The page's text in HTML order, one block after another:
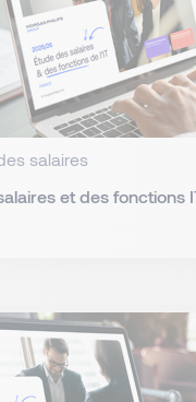
salaires
et des fonctions